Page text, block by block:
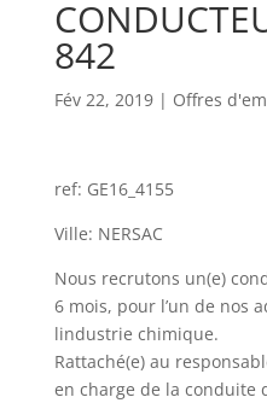
842
Fév 22, 2019| Offres
ref: GE16_4155
Ville: NERSAC
Nous recrutons un(e)
6 mois, pour l’un de nos
lindustrie chimique.
Rattaché(e) au
en charge de la conduite